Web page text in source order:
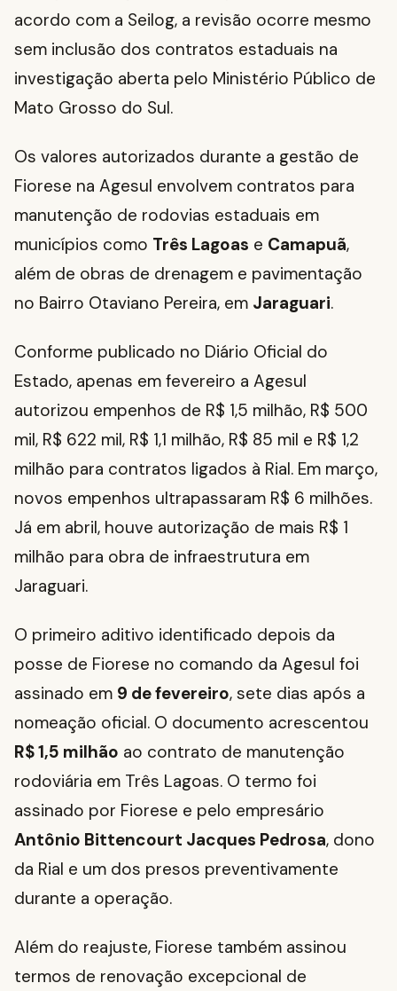
acordo com a Seilog, a revisão ocorre mesmo
sem inclusão dos contratos estaduais na
investigação aberta pelo Ministério Público de
Mato Grosso do Sul.
Os valores autorizados durante a gestão de
Fiorese na Agesul envolvem contratos para
manutenção de rodovias estaduais em
municípios como Três Lagoas e Camapuã,
além de obras de drenagem e pavimentação
no Bairro Otaviano Pereira, em Jaraguari.
Conforme publicado no Diário Oficial do
Estado, apenas em fevereiro a Agesul
autorizou empenhos de R$ 1,5 milhão, R$ 500
mil, R$ 622 mil, R$ 1,1 milhão, R$ 85 mil e R$ 1,2
milhão para contratos ligados à Rial. Em março,
novos empenhos ultrapassaram R$ 6 milhões.
Já em abril, houve autorização de mais R$ 1
milhão para obra de infraestrutura em
Jaraguari.
O primeiro aditivo identificado depois da
posse de Fiorese no comando da Agesul foi
assinado em 9 de fevereiro, sete dias após a
nomeação oficial. O documento acrescentou
R$ 1,5 milhão ao contrato de manutenção
rodoviária em Três Lagoas. O termo foi
assinado por Fiorese e pelo empresário
Antônio Bittencourt Jacques Pedrosa, dono
da Rial e um dos presos preventivamente
durante a operação.
Além do reajuste, Fiorese também assinou
termos de renovação excepcional de